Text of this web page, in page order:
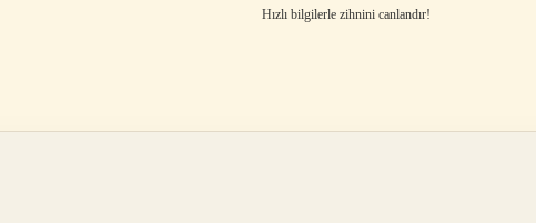
Hızlı bilgilerle zihnini canlandır!